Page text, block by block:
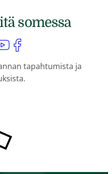
somessa
tapahtumista ja